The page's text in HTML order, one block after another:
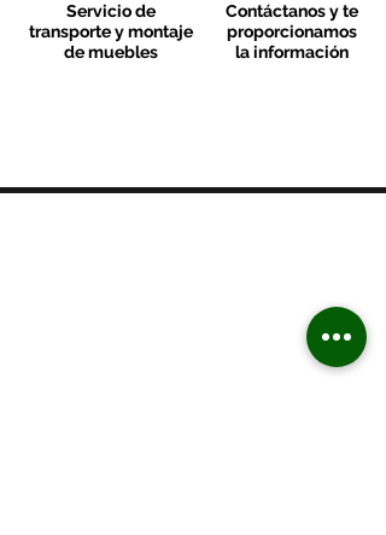
Servicio de
transporte y montaje
de muebles
Contáctanos y te
proporcionamos
la información